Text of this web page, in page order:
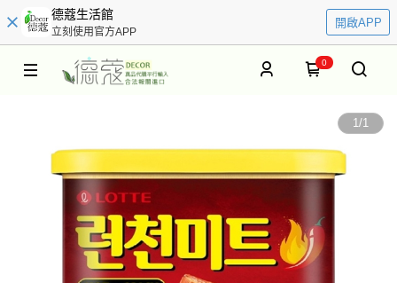
德蔻生活館
立刻使用官方APP
開啟APP
0
1/1